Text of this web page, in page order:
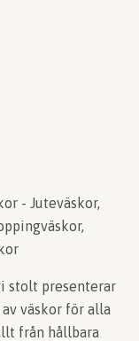
- Juteväskor,
stolt presenterar
väskor för alla
från hållbara